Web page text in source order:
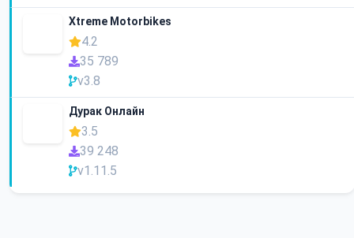
Xtreme Motorbikes
4.2
35 789
v3.8
Дурак Онлайн
3.5
39 248
v1.11.5